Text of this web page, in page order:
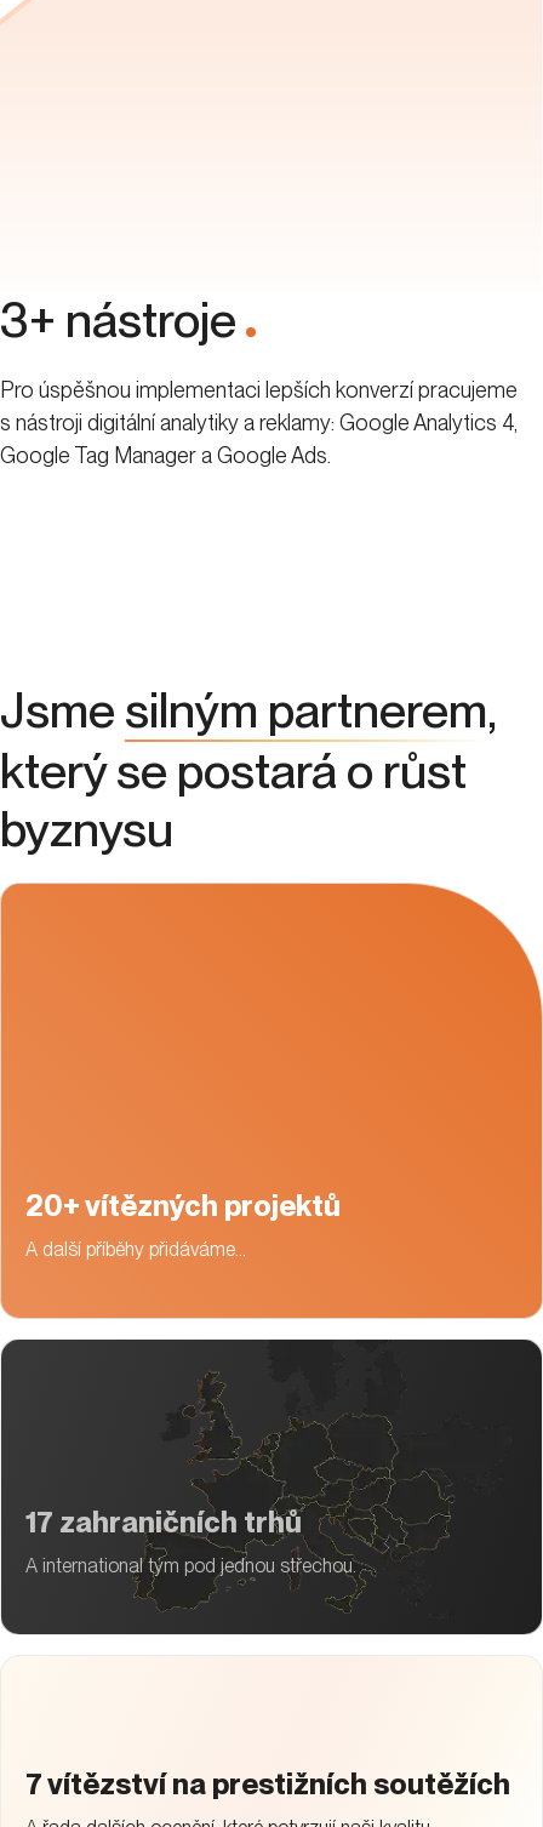
3+ nástroje
.
Pro úspěšnou implementaci lepších konverzí pracujeme
s nástroji digitální analytiky a reklamy: Google Analytics 4,
Google Tag Manager a Google Ads.
Jsme silným partnerem,
který se postará o růst
byznysu
20+ vítězných projektů
A další příběhy přidáváme…
17 zahraničních trhů
A international tým pod jednou střechou.
7 vítězství na prestižních soutěžích